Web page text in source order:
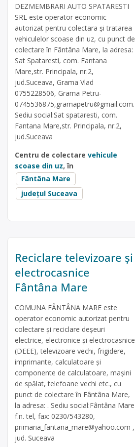
DEZMEMBRARI AUTO SPATARESTI
SRL este operator economic
autorizat pentru colectara și tratarea
vehiculelor scoase din uz, cu punct de
colectare în Fântâna Mare, la adresa:
Sat Spataresti, com. Fantana
Mare,str. Principala, nr.2,
jud.Suceava, Grama Vlad
0755228506, Grama Petru-
0745536875,gramapetru@gmail.com.
Sediu social:Sat spataresti, com.
Fantana Mare,str. Principala, nr.2,
jud.Suceava
Centru de colectare vehicule
scoase din uz, în
Fântâna Mare
județul Suceava
Reciclare televizoare și
electrocasnice
Fântâna Mare
COMUNA FÂNTÂNA MARE este
operator economic autorizat pentru
colectare și reciclare deșeuri
electrice, electronice și electrocasnice
(DEEE), televizoare vechi, frigidere,
imprimante, calculatoare și
componente de calculatoare, mașini
de spălat, telefoane vechi etc., cu
punct de colectare în Fântâna Mare,
la adresa: . Sediu social:Fântâna Mare
f.n. tel, fax: 0230/543280,
primaria_fantana_mare@yahoo.com ,
jud. Suceava